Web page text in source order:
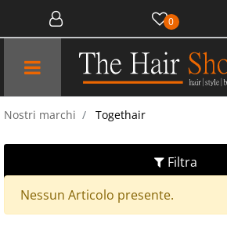
0
Open menu
Nostri marchi Togethair
Filtra
Nessun Articolo presente.